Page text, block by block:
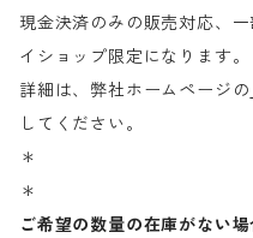
現金決済のみの販売対応、
イショップ限定になります。
詳細は、弊社ホームページの
してください。
＊
＊
ご希望の数量の在庫がない